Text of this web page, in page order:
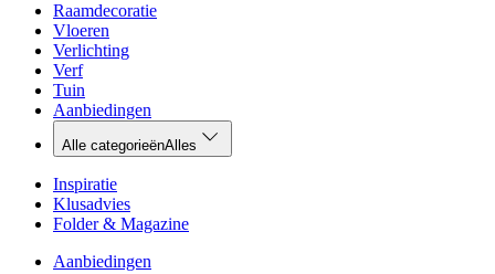
Raamdecoratie
Vloeren
Verlichting
Verf
Tuin
Aanbiedingen
Alle categorieënAlles
Inspiratie
Klusadvies
Folder & Magazine
Aanbiedingen